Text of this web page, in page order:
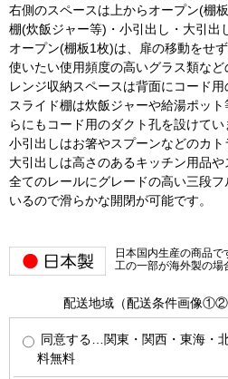
右側のスペースは上からオープン(棚
棚(炊飯ジャー等)・小引出し・大引出
オープン(棚板1枚)は、扉の移動をせ
使いたい使用頻度の高いグラス類など
レンジ収納スペースは背面にコード用
スライド棚は炊飯ジャーや給湯ポッ
らにもコード用のダクト孔を設けてい
小引出しはお箸やスプーンなどのカト
大引出しは高さのあるキッチン用品や
全てのレールにグレードの高い三段
いるので滑らかな開閉が可能です。
日本国内生産の商品
工の一部が海外製の場
配送地域（配送条件画像
同意する…関東・関西・東海・
料無料